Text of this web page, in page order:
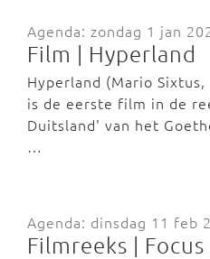
Agenda: zondag 1 jan
Film | Hyperland
Hyperland (Mario
is de eerste film in de
Duitsland' van het
…
Agenda: dinsdag 11 feb
Filmreeks |